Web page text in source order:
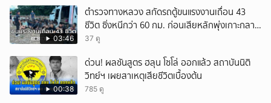
03:46
ตำรวจทางหลวง สกัดรถตู้ขนแรงงานเถื่อน 43
ชีวิต ซิ่งหนีกว่า 60 กม. ก่อนเสียหลักพุ่งเกาะกลาง
ถนน
37 ดู
00:38
ด่วน! ผลชันสูตร ฮลุน โซโล่ ออกแล้ว สถาบันนิติ
วิทย์ฯ เผยสาเหตุเสียชีวิตเบื้องต้น
785 ดู